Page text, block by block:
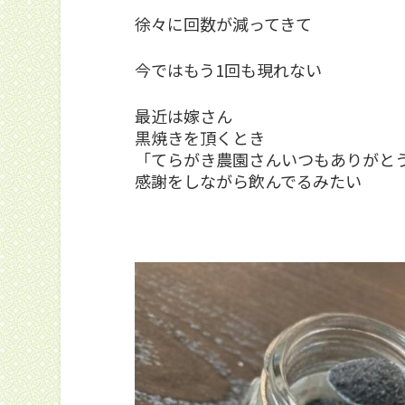
徐々に回数が減ってきて
今ではもう1回も現れない
最近は嫁さん
黒焼きを頂くとき
「てらがき農園さんいつもありがと
感謝をしながら飲んでるみたい